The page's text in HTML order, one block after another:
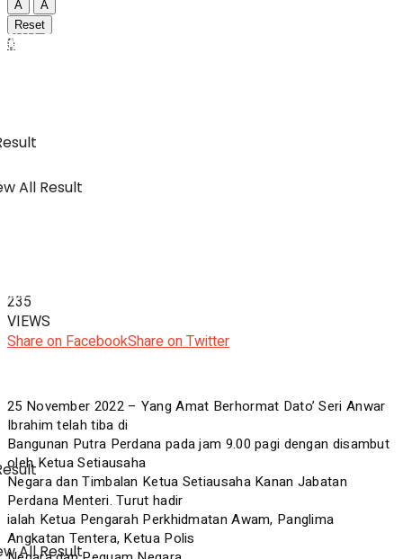
IBC
SWA Digital Malaysia
All Result
SWA Digital Malaysia
All Result
A
A
Reset
0
235
VIEWS
Share on FacebookShare on Twitter
25 November 2022 – Yang Amat Berhormat Dato’ Seri Anwar
Ibrahim telah tiba di
Bangunan Putra Perdana pada jam 9.00 pagi dengan disambut
oleh Ketua Setiausaha
Negara dan Timbalan Ketua Setiausaha Kanan Jabatan
Perdana Menteri. Turut hadir
ialah Ketua Pengarah Perkhidmatan Awam, Panglima
Angkatan Tentera, Ketua Polis